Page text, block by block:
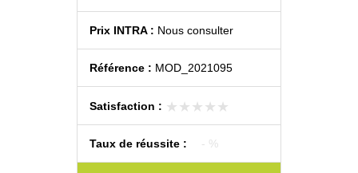
Prix INTRA : Nous consulter
Référence : MOD_2021095
Satisfaction : ★★★★★
★★★★★
Taux de réussite : - %